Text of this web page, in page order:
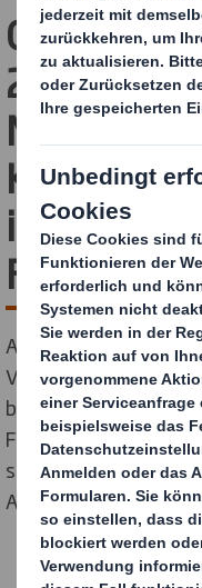
Gegen
2030
Milliarden
im
Aktuelle Ergebnisse
belegen, dass
Fashionhandel weiter
sich die Mehrheit der
Alternativen wünscht.